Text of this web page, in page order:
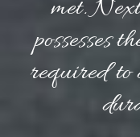
met.
possesses
required to